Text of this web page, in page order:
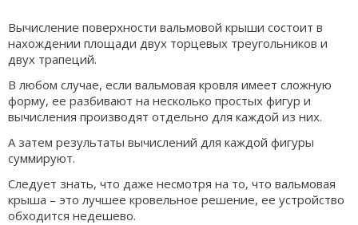
Вычисление поверхности вальмовой крыши состоит в
нахождении площади двух торцевых треугольников и
двух трапеций.
В любом случае, если вальмовая кровля имеет сложную
форму, ее разбивают на несколько простых фигур и
вычисления производят отдельно для каждой из них.
А затем результаты вычислений для каждой фигуры
суммируют.
Следует знать, что даже несмотря на то, что вальмовая
крыша – это лучшее кровельное решение, ее устройство
обходится недешево.